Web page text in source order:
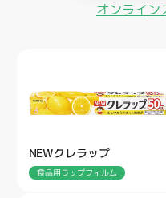
オンライン
NEWクレラップ
食品用ラップフィルム